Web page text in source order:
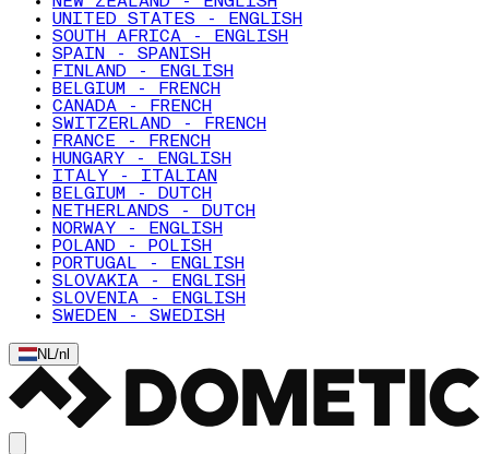
UNITED STATES - ENGLISH
SOUTH AFRICA - ENGLISH
SPAIN - SPANISH
FINLAND - ENGLISH
BELGIUM - FRENCH
CANADA - FRENCH
SWITZERLAND - FRENCH
FRANCE - FRENCH
HUNGARY - ENGLISH
ITALY - ITALIAN
BELGIUM - DUTCH
NETHERLANDS - DUTCH
NORWAY - ENGLISH
POLAND - POLISH
PORTUGAL - ENGLISH
SLOVAKIA - ENGLISH
SLOVENIA - ENGLISH
SWEDEN - SWEDISH
NL/nl